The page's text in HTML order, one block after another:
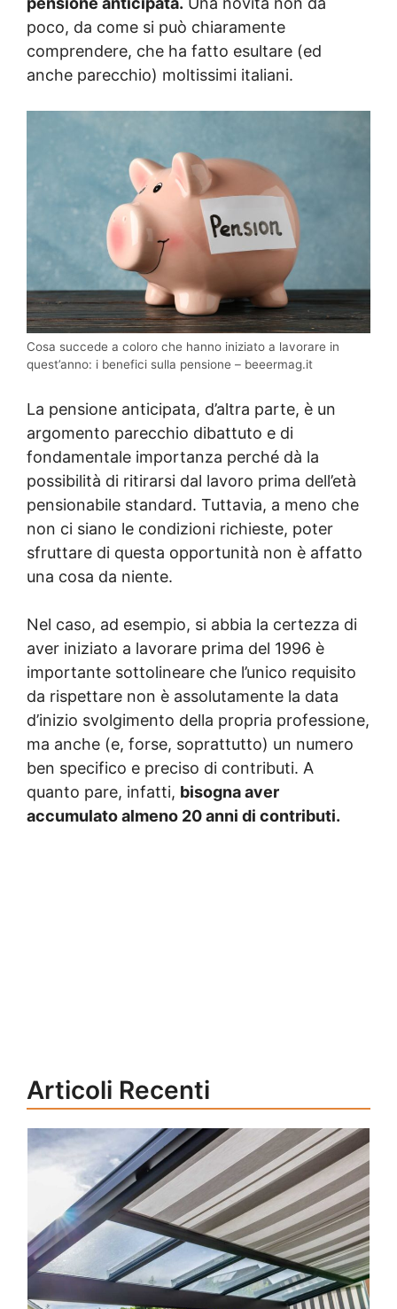
poco, da come si può chiaramente
comprendere, che ha fatto esultare (ed
anche parecchio) moltissimi italiani.
Cosa succede a coloro che hanno iniziato a lavorare in
quest’anno: i benefici sulla pensione – beeermag.it
La pensione anticipata, d’altra parte, è un
argomento parecchio dibattuto e di
fondamentale importanza perché dà la
possibilità di ritirarsi dal lavoro prima dell’età
pensionabile standard. Tuttavia, a meno che
non ci siano le condizioni richieste, poter
sfruttare di questa opportunità non è affatto
una cosa da niente.
Nel caso, ad esempio, si abbia la certezza di
aver iniziato a lavorare prima del 1996 è
importante sottolineare che l’unico requisito
da rispettare non è assolutamente la data
d’inizio svolgimento della propria professione,
ma anche (e, forse, soprattutto) un numero
ben specifico e preciso di contributi. A
quanto pare, infatti, bisogna aver
accumulato almeno 20 anni di contributi.
Articoli Recenti